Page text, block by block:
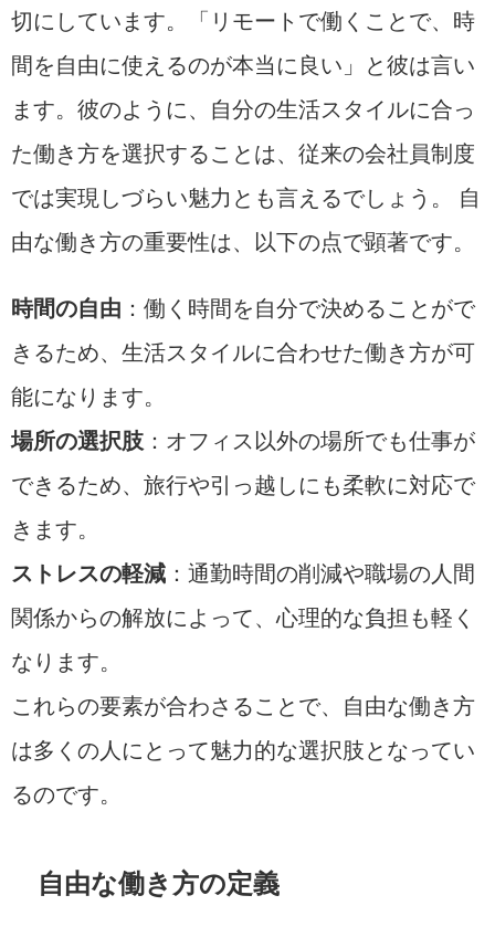
切にしています。「リモートで働くことで、時
間を自由に使えるのが本当に良い」と彼は言い
ます。彼のように、自分の生活スタイルに合っ
た働き方を選択することは、従来の会社員制度
では実現しづらい魅力とも言えるでしょう。 自
由な働き方の重要性は、以下の点で顕著です。
時間の自由 ：働く時間を自分で決めることがで
きるため、生活スタイルに合わせた働き方が可
能になります。
場所の選択肢 ：オフィス以外の場所でも仕事が
できるため、旅行や引っ越しにも柔軟に対応で
きます。
ストレスの軽減 ：通勤時間の削減や職場の人間
関係からの解放によって、心理的な負担も軽く
なります。
これらの要素が合わさることで、自由な働き方
は多くの人にとって魅力的な選択肢となってい
るのです。
自由な働き方の定義